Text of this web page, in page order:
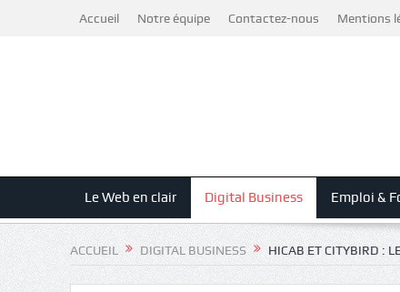
Accueil Notre équipe Contactez-nous Mentions
Le Web en clair Digital Business Emploi &
ACCUEIL DIGITAL BUSINESS HICAB ET CITYBIRD :